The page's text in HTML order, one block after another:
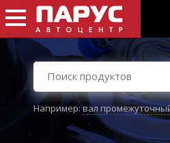
Например:вал